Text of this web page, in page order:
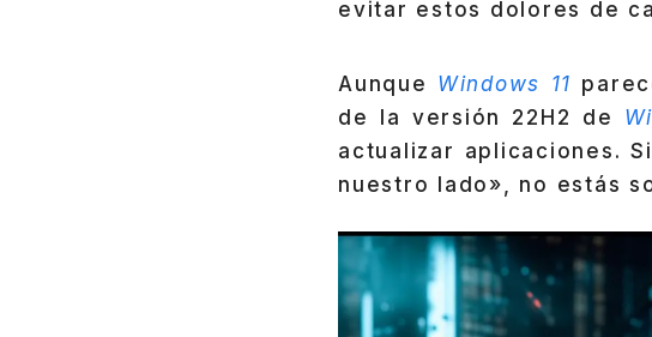
evitar estos dolores de
Aunque Windows 11
de la versión 22H2 de
actualizar aplicaciones.
nuestro lado», no estás